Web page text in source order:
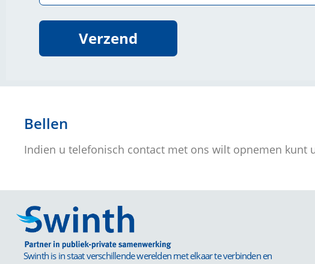
Verzend
Bellen
Indien u telefonisch contact met ons wilt opnemen kunt
Swinth is in staat verschillende werelden met elkaar te verbinden en